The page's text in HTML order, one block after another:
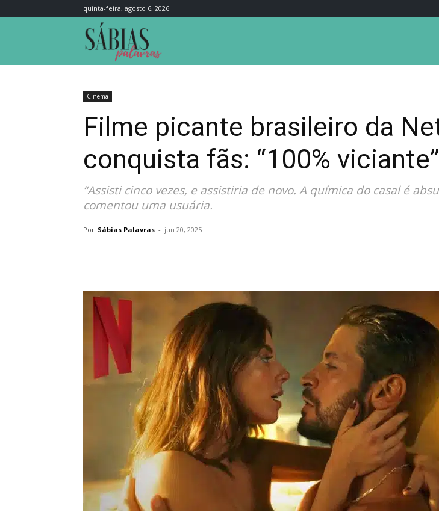
quinta-feira, agosto 6, 2026
Cinema
Filme picante brasileiro da
conquista fãs: “100% viciante”
“Assisti cinco vezes, e assistiria de novo. A química do casal é
comentou uma usuária.
Por Sábias Palavras - jun 20, 2025